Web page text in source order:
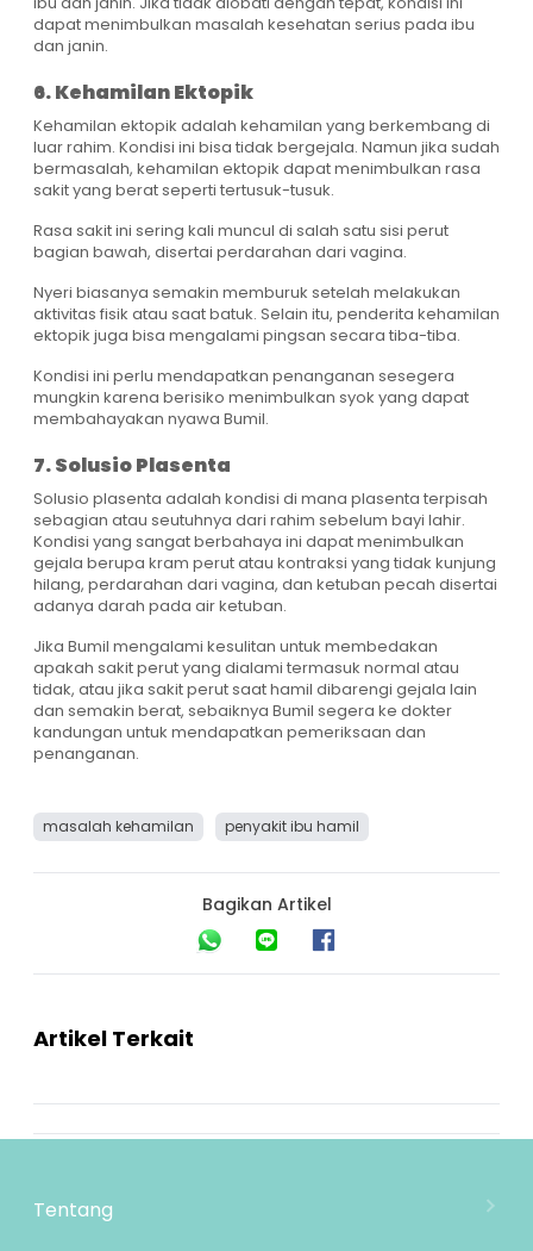
dapat menimbulkan masalah kesehatan serius pada ibu
dan janin.
6. Kehamilan Ektopik
Kehamilan ektopik adalah kehamilan yang berkembang di
luar rahim. Kondisi ini bisa tidak bergejala. Namun jika sudah
bermasalah, kehamilan ektopik dapat menimbulkan rasa
sakit yang berat seperti tertusuk-tusuk.
Rasa sakit ini sering kali muncul di salah satu sisi perut
bagian bawah, disertai perdarahan dari vagina.
Nyeri biasanya semakin memburuk setelah melakukan
aktivitas fisik atau saat batuk. Selain itu, penderita kehamilan
ektopik juga bisa mengalami pingsan secara tiba-tiba.
Kondisi ini perlu mendapatkan penanganan sesegera
mungkin karena berisiko menimbulkan syok yang dapat
membahayakan nyawa Bumil.
7. Solusio Plasenta
Solusio plasenta adalah kondisi di mana plasenta terpisah
sebagian atau seutuhnya dari rahim sebelum bayi lahir.
Kondisi yang sangat berbahaya ini dapat menimbulkan
gejala berupa kram perut atau kontraksi yang tidak kunjung
hilang, perdarahan dari vagina, dan ketuban pecah disertai
adanya darah pada air ketuban.
Jika Bumil mengalami kesulitan untuk membedakan
apakah sakit perut yang dialami termasuk normal atau
tidak, atau jika sakit perut saat hamil dibarengi gejala lain
dan semakin berat, sebaiknya Bumil segera ke dokter
kandungan untuk mendapatkan pemeriksaan dan
penanganan.
masalah kehamilan penyakit ibu hamil
Bagikan Artikel
Artikel Terkait
Tentang